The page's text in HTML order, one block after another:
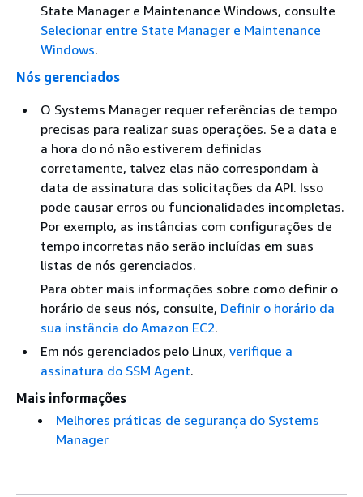
State Manager e Maintenance Windows, consulte
Selecionar entre State Manager e Maintenance
Windows.
Nós gerenciados
O Systems Manager requer referências de tempo
precisas para realizar suas operações. Se a data e
a hora do nó não estiverem definidas
corretamente, talvez elas não correspondam à
data de assinatura das solicitações da API. Isso
pode causar erros ou funcionalidades incompletas.
Por exemplo, as instâncias com configurações de
tempo incorretas não serão incluídas em suas
listas de nós gerenciados.
Para obter mais informações sobre como definir o
horário de seus nós, consulte, Definir o horário da
sua instância do Amazon EC2.
Em nós gerenciados pelo Linux, verifique a
assinatura do SSM Agent.
Mais informações
Melhores práticas de segurança do Systems
Manager